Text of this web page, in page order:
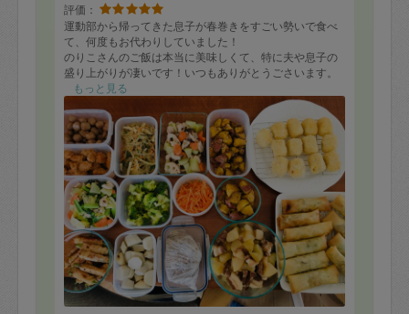
評価：
運動部から帰ってきた息子が春巻きをすごい勢いで食べ
て、何度もお代わりしていました！
のりこさんのご飯は本当に美味しくて、特に夫や息子の
盛り上がりが凄いです！いつもありがとうごさいます。
お弁当のおかずを冷凍する際の工夫や味付けの秘訣な
ど、いろいろと教えてくださるのでとても助かりまし
た。
また次回もよろしくお願いします！
もっと見る